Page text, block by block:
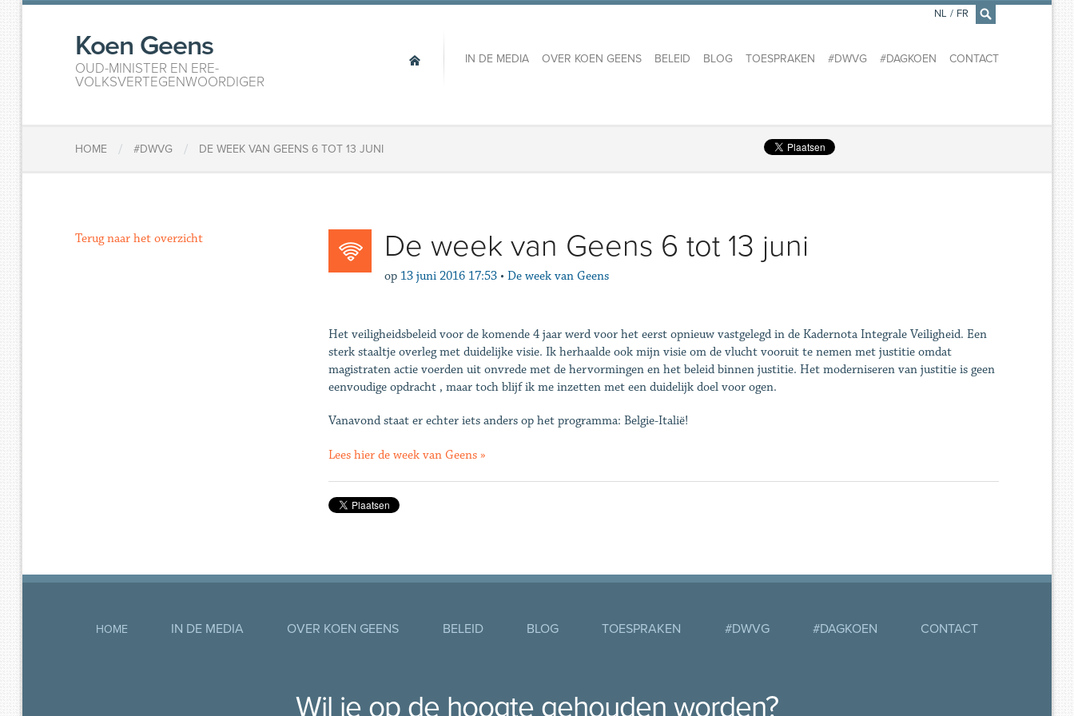
×
Koen Geens
OUD-MINISTER EN ERE-
VOLKSVERTEGENWOORDIGER
IN DE MEDIA OVER KOEN GEENS BELEID BLOG TOESPRAKEN #DWVG #DAGKOEN CONTACT
NL / FR
HOME / #DWVG / DE WEEK VAN GEENS 6 TOT 13 JUNI
De week van Geens 6 tot 13 juni
op 13 juni 2016 17:53 • De week van Geens
Het veiligheidsbeleid voor de komende 4 jaar werd voor het eerst opnieuw vastgelegd in de Kadernota Integrale Veiligheid. Een
sterk staaltje overleg met duidelijke visie. Ik herhaalde ook mijn visie om de vlucht vooruit te nemen met justitie omdat
magistraten actie voerden uit onvrede met de hervormingen en het beleid binnen justitie. Het moderniseren van justitie is geen
eenvoudige opdracht , maar toch blijf ik me inzetten met een duidelijk doel voor ogen.
Vanavond staat er echter iets anders op het programma: Belgie-Italië!
Lees hier de week van Geens »
Terug naar het overzicht
HOME IN DE MEDIA OVER KOEN GEENS BELEID BLOG TOESPRAKEN #DWVG #DAGKOEN CONTACT
Wil je op de hoogte gehouden worden?